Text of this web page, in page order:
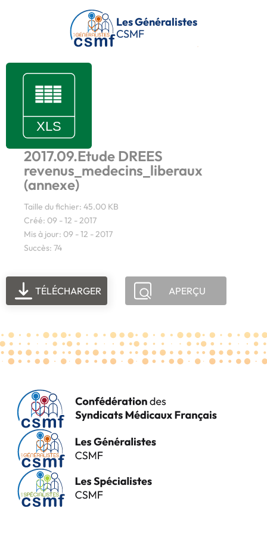
Passer au contenu principal
Les Généralistes
CSMF
2017.09.Etude DREES
revenus_medecins_liberaux
(annexe)
Taille du fichier: 45.00 KB
Créé: 09 - 12 - 2017
Mis à jour: 09 - 12 - 2017
Succès: 74
TÉLÉCHARGER APERÇU